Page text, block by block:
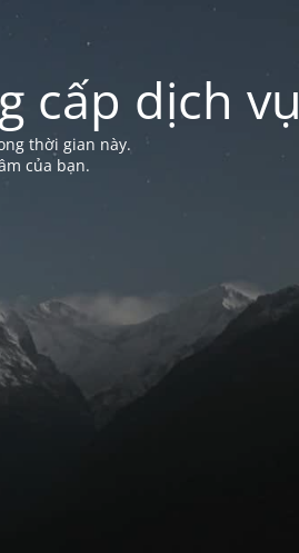
cấp dịch vụ
thời gian này.
của bạn.